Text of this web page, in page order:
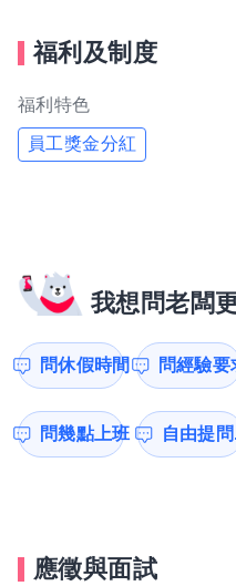
福利及制度
福利特色
員工獎金分紅
我想問老闆
問休假時間 問經驗要
問幾點上班 自由提
應徵與面試